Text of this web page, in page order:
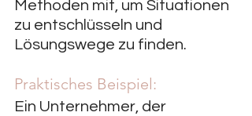
Methoden mit, um Situationen
zu entschlüsseln und
Lösungswege zu finden.
Praktisches Beispiel:
Ein Unternehmer, der